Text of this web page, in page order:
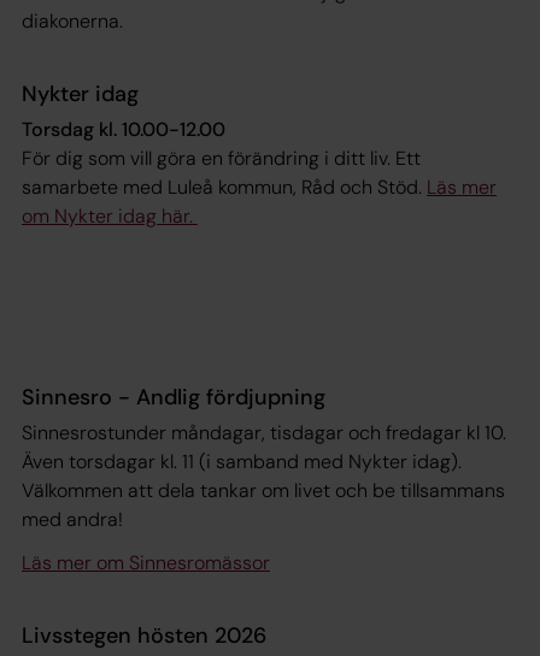
diakonerna.
Nykter idag
Torsdag kl. 10.00-12.00
För dig som vill göra en förändring i ditt liv. Ett
samarbete med Luleå kommun, Råd och Stöd. Läs mer
om Nykter idag här.
Sinnesro - Andlig fördjupning
Sinnesrostunder måndagar, tisdagar och fredagar kl 10.
Även torsdagar kl. 11 (i samband med Nykter idag).
Välkommen att dela tankar om livet och be tillsammans
med andra!
Läs mer om Sinnesromässor
Livsstegen hösten 2026